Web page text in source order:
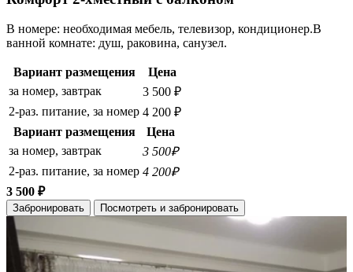
В номере: необходимая мебель, телевизор, кондиционер.В
ванной комнате: душ, раковина, санузел.
Вариант размещения
Цена
за номер, завтрак
3 500 ₽
2-раз. питание, за номер 4 200 ₽
Вариант размещения
Цена
за номер, завтрак
3 500₽
2-раз. питание, за номер 4 200₽
3 500 ₽
Забронировать Посмотреть и забронировать